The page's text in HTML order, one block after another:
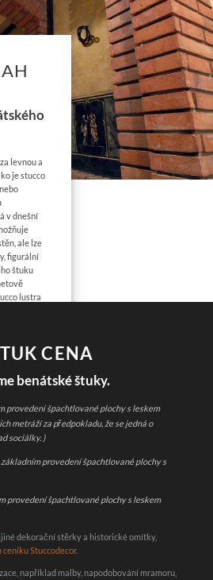
levnou a
je stucco
v dnešní
ale lze
figurální
štuku
lustra
CENA
benátské štuky.
provedení špachtlované plochy s leskem
metráží za předpokladu, že se jedná o
sociálky. )
provedení špachtlované plochy s
provedení špachtlované plochy s leskem
dekorační stěrky a historické omítky,
Stuccodecor.
například malby, napodobování mramoru,